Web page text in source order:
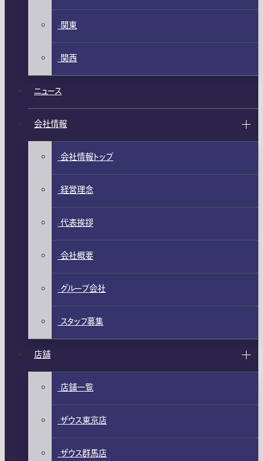
関東
関西
ニュース
会社情報
会社情報トップ
経営理念
代表挨拶
会社概要
グループ会社
スタッフ募集
店舗
店舗一覧
ザウス東京店
ザウス群馬店